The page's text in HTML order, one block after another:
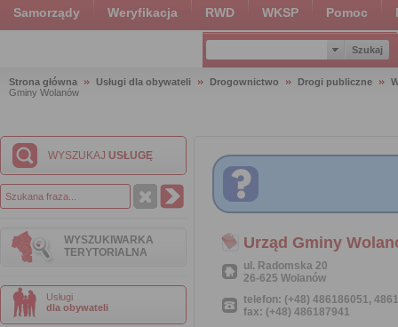
Samorządy Weryfikacja RWD WKSP Pomoc
Strona główna Usługi dla obywateli Drogownictwo Drogi publiczne
Gminy Wolanów
WYSZUKAJ USŁUGĘ
WYSZUKIWARKA
TERYTORIALNA
Usługi
dla obywateli
Urząd Gminy
ul. Radomska 20
26-625 Wolanów
telefon: (+48) 486186051,
fax: (+48) 486187941